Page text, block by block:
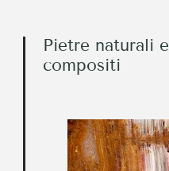
Pietre naturali e
compositi